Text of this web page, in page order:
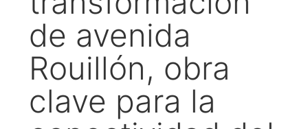
de avenida
Rouillón, obra
clave para la